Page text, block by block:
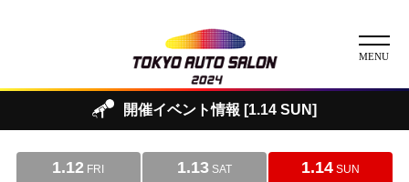
ニュース
ABOUT
開催イベント情報 [1.14 SUN]
1.12 FRI 1.13SAT 1.14 SUN